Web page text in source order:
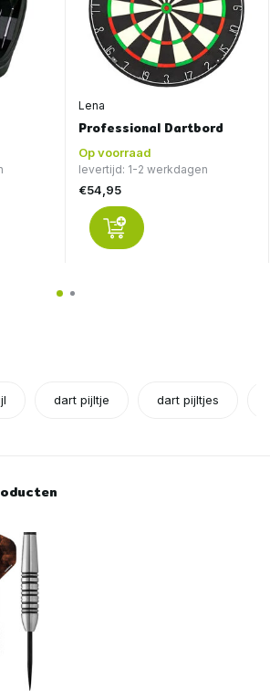
Lena
Professional Dartbord
Op voorraad
levertijd: 1-2 werkdagen
€54,95
dart pijltje dart pijltjes